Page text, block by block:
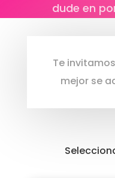
dude en
Te
mejor se